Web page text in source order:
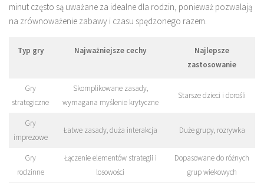
minut często są uważane za idealne dla rodzin, ponieważ pozwalają
na zrównoważenie zabawy i czasu spędzonego razem.
Typ gry Najważniejsze cechy
Najlepsze
zastosowanie
Gry
strategiczne
Skomplikowane zasady,
wymagana myślenie krytyczne
Starsze dzieci i dorośli
Gry
imprezowe
Łatwe zasady, duża interakcja Duże grupy, rozrywka
Gry
rodzinne
Łączenie elementów strategii i
losowości
Dopasowane do różnych
grup wiekowych